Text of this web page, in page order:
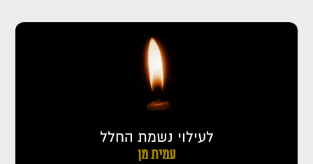
לעילוי נשמת החלל
עמית מן